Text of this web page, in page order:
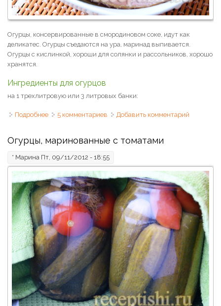
Огурцы, консервированные в смородиновом соке, идут как
деликатес. Огурцы съедаются на ура, маринад выпивается.
Огурцы с кислинкой, хороши для солянки и рассольников, хорошо
хранятся.
Ингредиенты для огурцов
на 1 трехлитровую или 3 литровых банки:
Подробнее о Огурцы, консервированные в смородиновом соке
5 комментариев Добавить комментарий
Огурцы, маринованные с томатами
* Марина Пт, 09/11/2012 - 18:55